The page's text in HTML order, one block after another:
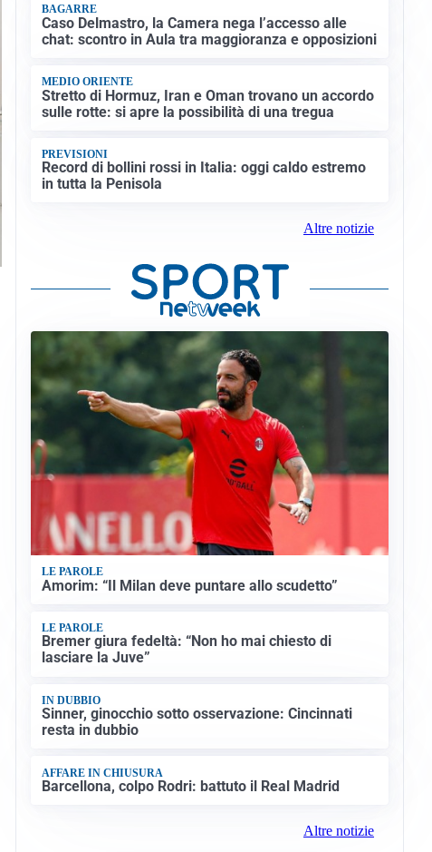
BAGARRE
Caso Delmastro, la Camera nega l’accesso alle
chat: scontro in Aula tra maggioranza e opposizioni
MEDIO ORIENTE
Stretto di Hormuz, Iran e Oman trovano un accordo
sulle rotte: si apre la possibilità di una tregua
PREVISIONI
Record di bollini rossi in Italia: oggi caldo estremo
in tutta la Penisola
Altre notizie
LE PAROLE
Amorim: “Il Milan deve puntare allo scudetto”
LE PAROLE
Bremer giura fedeltà: “Non ho mai chiesto di
lasciare la Juve”
IN DUBBIO
Sinner, ginocchio sotto osservazione: Cincinnati
resta in dubbio
AFFARE IN CHIUSURA
Barcellona, colpo Rodri: battuto il Real Madrid
Altre notizie